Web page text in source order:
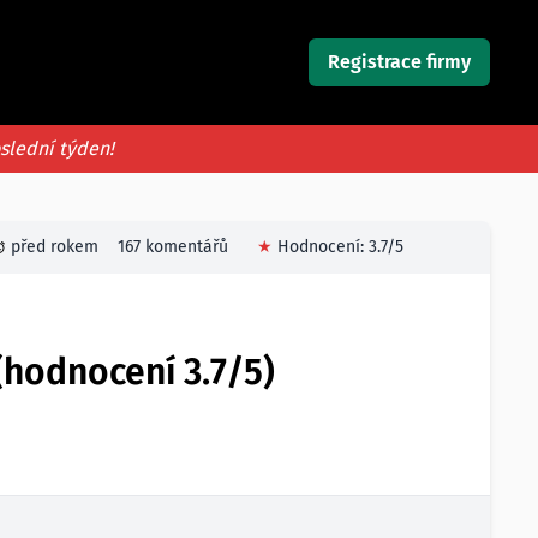
Registrace firmy
týden!
před rokem 167 komentářů ★ Hodnocení: 3.7/5
3.7/5)